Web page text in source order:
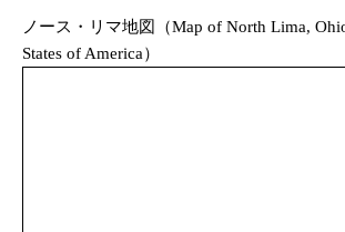
ノース・リマ地図（Map of North Lima,
States of America）